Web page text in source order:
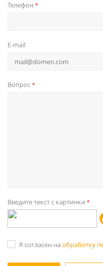
Телефон *
E-mail
Вопрос*
Введите текст с картинки *
Я согласен на обработку